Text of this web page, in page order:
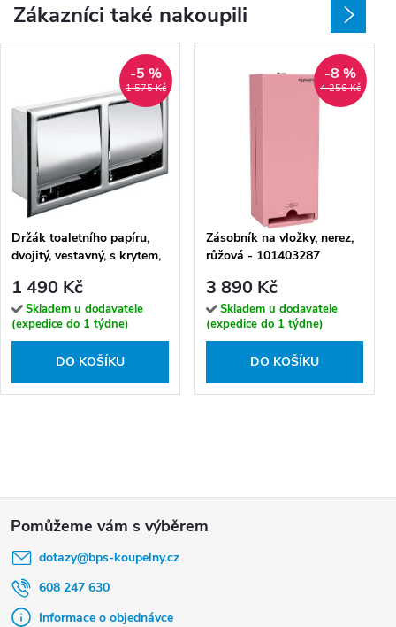
Zákazníci také nakoupili
1 575 Kč
-5 %
Držák toaletního papíru,
dvojitý, vestavný, s krytem,
1 490 Kč
Skladem u dodavatele
(expedice do 1 týdne)
DO KOŠÍKU
4 256 Kč
-8 %
Zásobník na vložky, nerez,
růžová - 101403287
3 890 Kč
Skladem u dodavatele
(expedice do 1 týdne)
DO KOŠÍKU
dotazy@bps-koupelny.cz
608 247 630
Informace o objednávce